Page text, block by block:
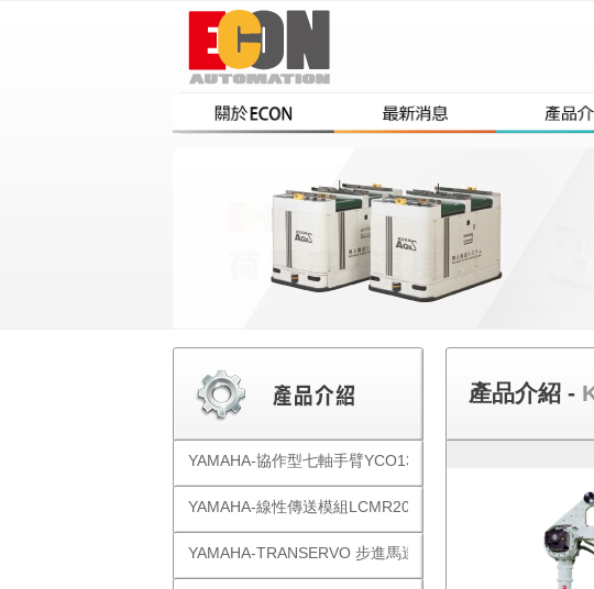
YAMAHA-協作型七軸手臂YCO1300
YAMAHA-線性傳送模組LCMR200
YAMAHA-TRANSERVO 步進馬達單軸
產品介紹 -